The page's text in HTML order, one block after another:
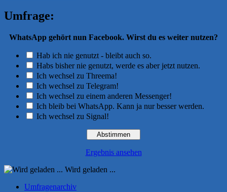
Umfrage:
WhatsApp gehört nun Facebook. Wirst du es weiter nutzen?
Hab ich nie genutzt - bleibt auch so.
Habs bisher nie genutzt, werde es aber jetzt nutzen.
Ich wechsel zu Threema!
Ich wechsel zu Telegram!
Ich wechsel zu einem anderen Messenger!
Ich bleib bei WhatsApp. Kann ja nur besser werden.
Ich wechsel zu Signal!
Ergebnis ansehen
Wird geladen ...
Umfragenarchiv